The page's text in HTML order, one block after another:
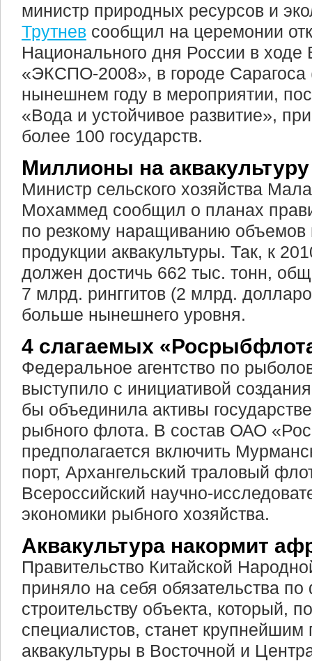
министр природных ресурсов и
Трутнев сообщил на церемонии
Национального дня России в ходе
«ЭКСПО-2008», в городе
нынешнем году в мероприятии,
«Вода и устойчивое развитие»,
более 100 государств.
Миллионы на аквакультуру
Министр сельского хозяйства
Мохаммед сообщил о планах
по резкому наращиванию объемов
продукции аквакультуры. Так, к
должен достичь 662 тыс. тонн,
7 млрд. ринггитов (2 млрд.
больше нынешнего уровня.
4 слагаемых
Федеральное агентство по
выступило с инициативой
бы объединила активы
рыбного флота. В состав ОАО
предполагается включить
порт, Архангельский траловый
Всероссийский научно-
экономики рыбного хозяйства.
Аквакультура накормит
Правительство Китайской
приняло на себя обязательства
строительству объекта, который,
специалистов, станет крупнейшим
аквакультуры в Восточной и